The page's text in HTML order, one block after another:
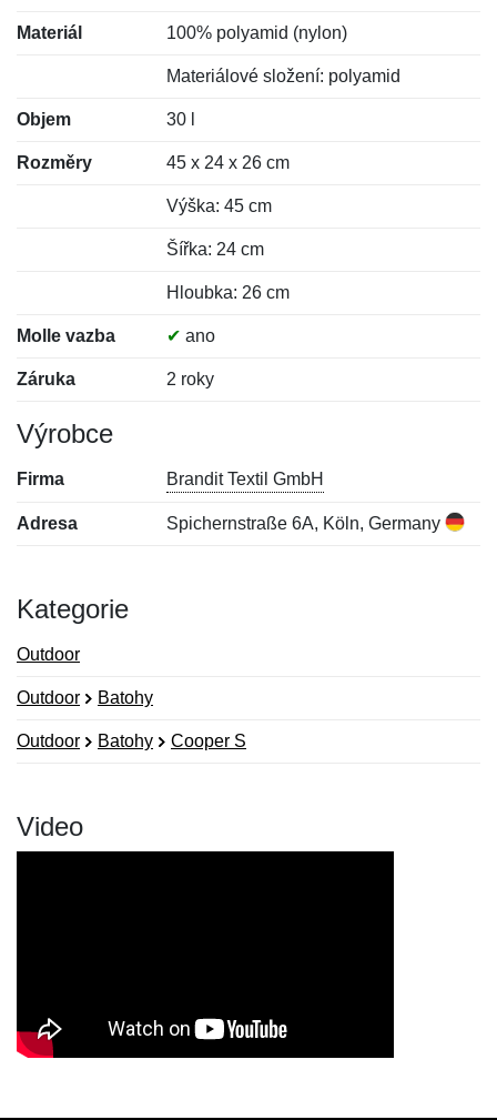
Materiál 100% polyamid (nylon)
Materiálové složení: polyamid
Objem 30 l
Rozměry 45 x 24 x 26 cm
Výška: 45 cm
Šířka: 24 cm
Hloubka: 26 cm
Molle vazba ✔ ano
Záruka 2 roky
Výrobce
Firma Brandit Textil GmbH
Adresa Spichernstraße 6A, Köln, Germany
Kategorie
Outdoor
Outdoor Batohy
Outdoor Batohy Cooper S
Video